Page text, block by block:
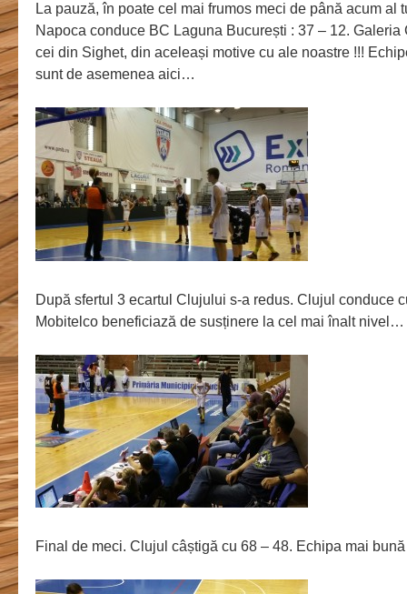
La pauză, în poate cel mai frumos meci de până acum al
Napoca conduce BC Laguna București : 37 – 12.
cei din Sighet, din aceleași motive cu ale noastre !!!
sunt de asemenea aici…
După sfertul 3 ecartul Clujului s-a redus. Clujul conduce
Mobitelco beneficiază de susținere la cel mai înalt nivel…
Final de meci. Clujul câștigă cu 68 – 48. Echipa mai